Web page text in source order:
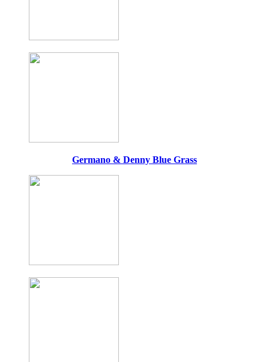
Germano & Denny Blue Grass